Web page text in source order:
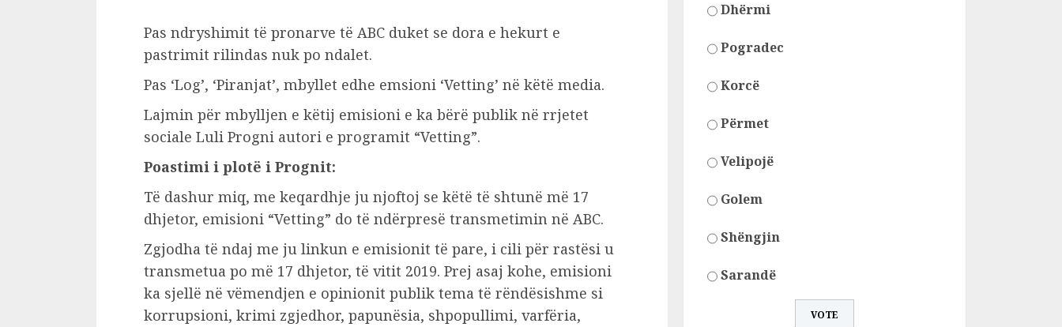
Pas ndryshimit të pronarve të ABC duket se dora e hekurt e
pastrimit rilindas nuk po ndalet.
Pas ‘Log’, ‘Piranjat’, mbyllet edhe emsioni ‘Vetting’ në këtë media.
Lajmin për mbylljen e këtij emisioni e ka bërë publik në rrjetet
sociale Luli Progni autori e programit “Vetting”.
Poastimi i plotë i Prognit:
Të dashur miq, me keqardhje ju njoftoj se këtë të shtunë më 17
dhjetor, emisioni “Vetting” do të ndërpresë transmetimin në ABC.
Zgjodha të ndaj me ju linkun e emisionit të pare, i cili për rastësi u
transmetua po më 17 dhjetor, të vitit 2019. Prej asaj kohe, emisioni
ka sjellë në vëmendjen e opinionit publik tema të rëndësishme si
korrupsioni, krimi zgjedhor, papunësia, shpopullimi, varfëria,
Dhërmi
Pogradec
Korcë
Përmet
Velipojë
Golem
Shëngjin
Sarandë